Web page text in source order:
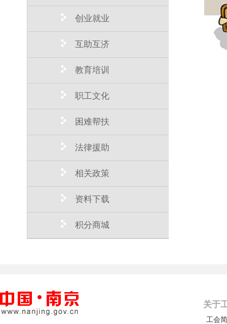
创业就业
互助互济
教育培训
职工文化
困难帮扶
法律援助
相关政策
资料下载
积分商城
关于
工会